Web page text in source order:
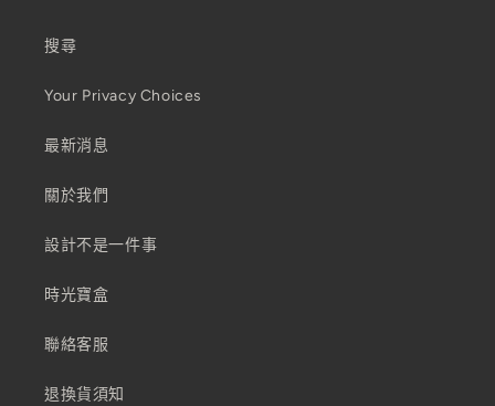
搜尋
Your Privacy Choices
最新消息
關於我們
設計不是一件事
時光寶盒
聯絡客服
退換貨須知